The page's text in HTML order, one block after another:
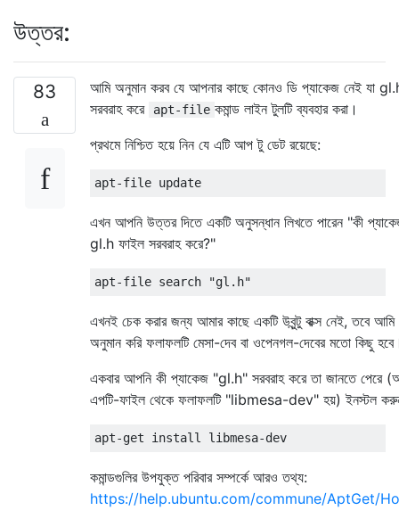
উত্তর:
83
আমি অনুমান করব যে আপনার কাছে কোনও ডি প্যাকেজ নেই যা
সরবরাহ করে
apt-file কমান্ড লাইন টুলটি ব্যবহার করা।
প্রথমে নিশ্চিত হয়ে নিন যে এটি আপ টু ডেট রয়েছে:
এখন আপনি উত্তর দিতে একটি অনুসন্ধান লিখতে পারেন "কী
gl.h ফাইল সরবরাহ করে?"
এখনই চেক করার জন্য আমার কাছে একটি উবুন্টু বাক্স নেই, তবে আমি
অনুমান করি ফলাফলটি মেসা-দেব বা ওপেনগল-দেবের মতো কিছু
একবার আপনি কী প্যাকেজ "gl.h" সরবরাহ করে তা জানতে পেরে
এপটি-ফাইল থেকে ফলাফলটি "libmesa-dev" হয়) ইনস্টল
কমান্ডগুলির উপযুক্ত পরিবার সম্পর্কে আরও তথ্য:
https://help.ubuntu.com/commune/AptGet/